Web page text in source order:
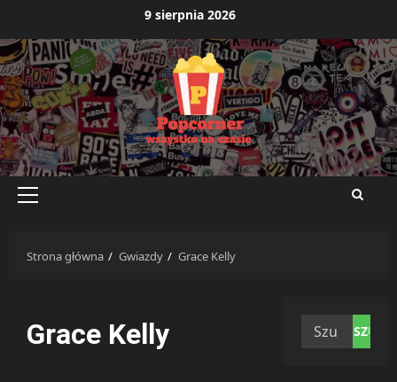
treści
9 sierpnia 2026
Menu
Strona główna Gwiazdy Grace Kelly
Grace Kelly Szukaj: